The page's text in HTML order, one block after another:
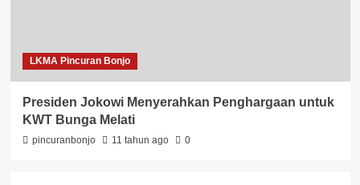
LKMA Pincuran Bonjo
Presiden Jokowi Menyerahkan Penghargaan untuk
KWT Bunga Melati
pincuranbonjo 11 tahun ago 0